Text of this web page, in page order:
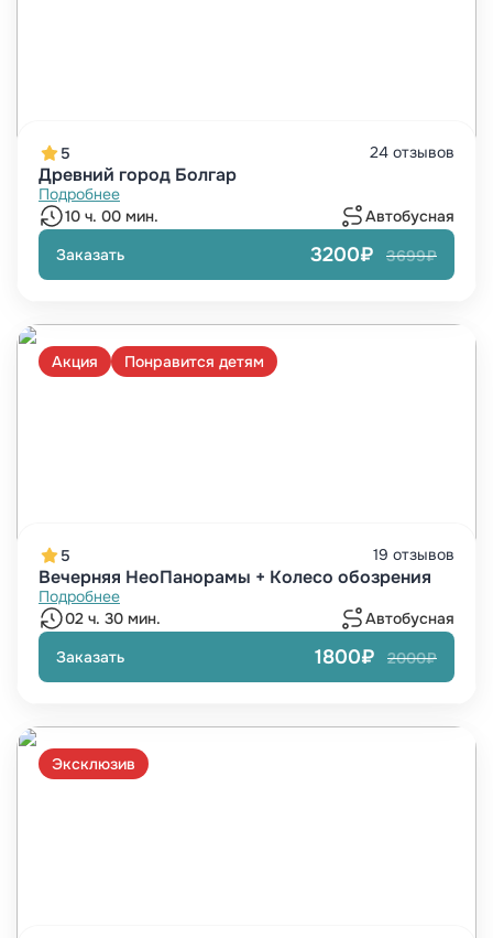
5 24 отзывов
Древний город Болгар
Подробнее
10 ч. 00 мин.
Автобусная
Заказать
3200₽ 3699₽
Акция Понравится детям
5 19 отзывов
Вечерняя НеоПанорамы + Колесо обозрения
Подробнее
02 ч. 30 мин.
Автобусная
Заказать
1800₽ 2000₽
Эксклюзив